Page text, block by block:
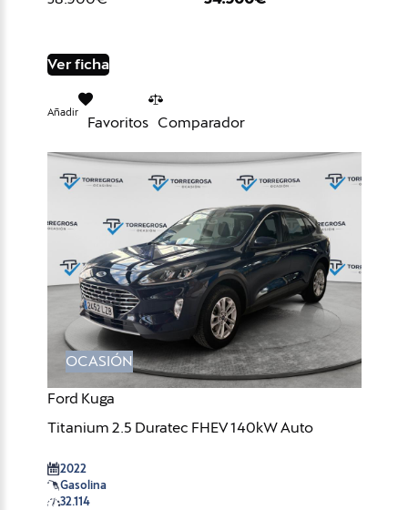
Ver ficha
Añadir
Favoritos Comparador
OCASIÓN
Ford Kuga
Titanium 2.5 Duratec FHEV 140kW Auto
2022
Gasolina
32.114